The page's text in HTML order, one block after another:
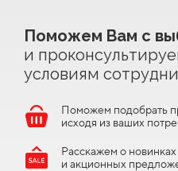
Поможем Вам с
и
условиям
Поможем подобрать
исходя из ваших
Расскажем о новинках
и акционных